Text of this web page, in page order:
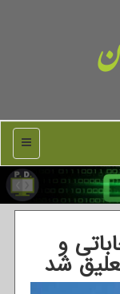
منو
و
شد